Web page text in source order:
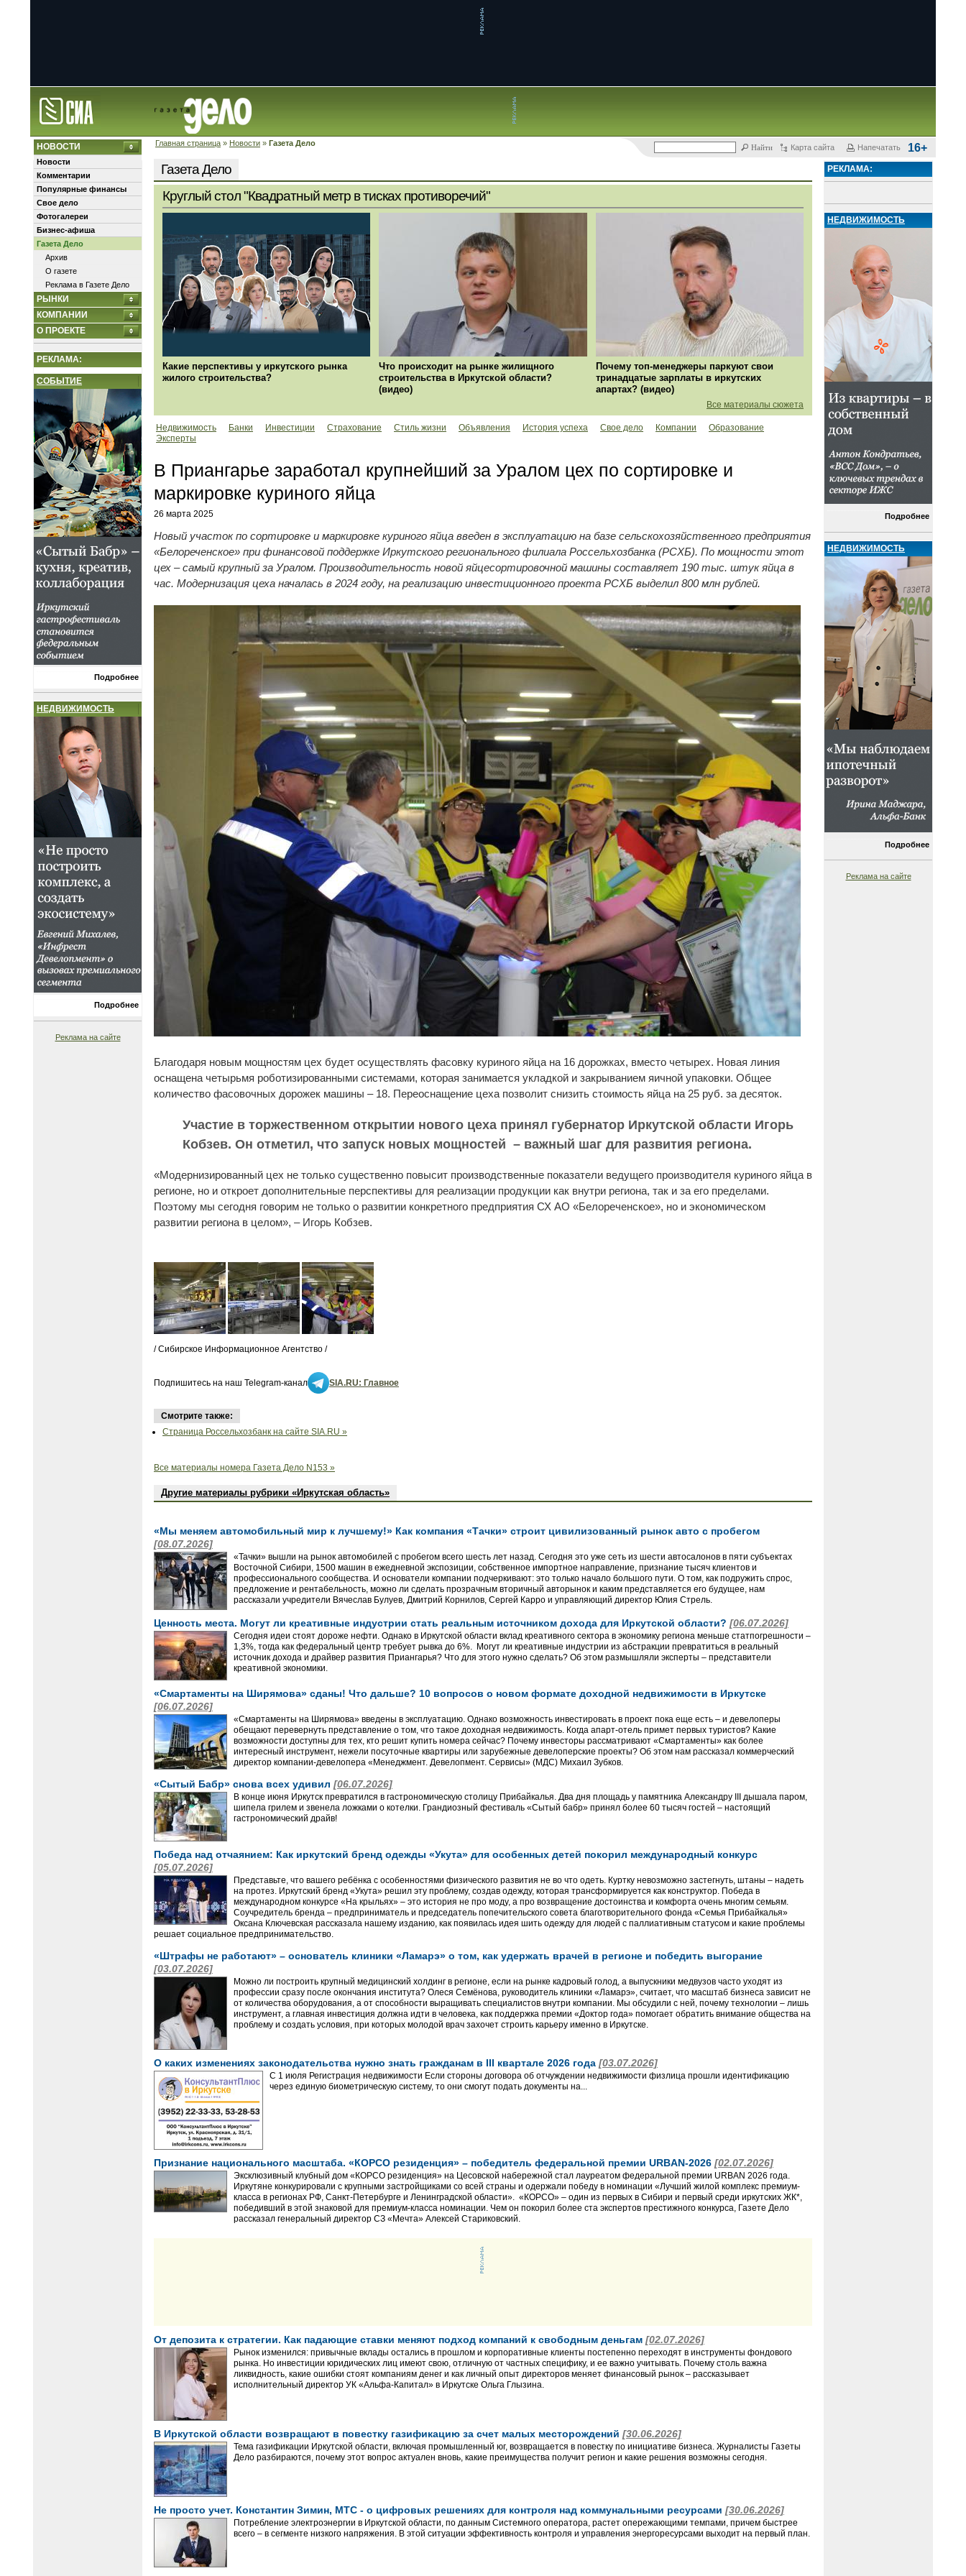
Главная страница » Новости » Газета Дело
Карта сайта Напечатать 16+
НОВОСТИ
Новости
Комментарии
Популярные финансы
Свое дело
Фотогалереи
Бизнес-афиша
Газета Дело
Архив
О газете
Реклама в Газете Дело
РЫНКИ
КОМПАНИИ
О ПРОЕКТЕ
РЕКЛАМА:
СОБЫТИЕ
Подробнее
НЕДВИЖИМОСТЬ
Подробнее
Реклама на сайте
Газета Дело
Круглый стол "Квадратный метр в тисках противоречий"
Какие перспективы у иркутского рынка
жилого строительства?
Что происходит на рынке жилищного
строительства в Иркутской области?
(видео)
Почему топ-менеджеры паркуют свои
тринадцатые зарплаты в иркутских
апартах? (видео)
Все материалы сюжета
Недвижимость Банки Инвестиции Страхование Стиль жизни Объявления История успеха Свое дело Компании
Образование
Эксперты
В Приангарье заработал крупнейший за Уралом цех по сортировке и
маркировке куриного яйца
26 марта 2025
Новый участок по сортировке и маркировке куриного яйца введен в эксплуатацию на базе сельскохозяйственного предприятия
«Белореченское» при финансовой поддержке Иркутского регионального филиала Россельхозбанка (РСХБ). По мощности этот
цех – самый крупный за Уралом. Производительность новой яйцесортировочной машины составляет 190 тыс. штук яйца в
час. Модернизация цеха началась в 2024 году, на реализацию инвестиционного проекта РСХБ выделил 800 млн рублей.
Благодаря новым мощностям цех будет осуществлять фасовку куриного яйца на 16 дорожках, вместо четырех. Новая линия
оснащена четырьмя роботизированными системами, которая занимается укладкой и закрыванием яичной упаковки. Общее
количество фасовочных дорожек машины – 18. Переоснащение цеха позволит снизить стоимость яйца на 25 руб. за десяток.
Участие в торжественном открытии нового цеха принял губернатор Иркутской области Игорь
Кобзев. Он отметил, что запуск новых мощностей – важный шаг для развития региона.
«Модернизированный цех не только существенно повысит производственные показатели ведущего производителя куриного яйца в
регионе, но и откроет дополнительные перспективы для реализации продукции как внутри региона, так и за его пределами.
Поэтому мы сегодня говорим не только о развитии конкретного предприятия СХ АО «Белореченское», но и экономическом
развитии региона в целом», – Игорь Кобзев.
/ Сибирское Информационное Агентство /
Подпишитесь на наш Telegram-канал SIA.RU: Главное
Смотрите также:
Страница Россельхозбанк на сайте SIA.RU »
Все материалы номера Газета Дело N153 »
Другие материалы рубрики «Иркутская область»
«Мы меняем автомобильный мир к лучшему!» Как компания «Тачки» строит цивилизованный рынок авто с пробегом
[08.07.2026]
«Тачки» вышли на рынок автомобилей с пробегом всего шесть лет назад. Сегодня это уже сеть из шести автосалонов в пяти субъектах
Восточной Сибири, 1500 машин в ежедневной экспозиции, собственное импортное направление, признание тысяч клиентов и
профессионального сообщества. И основатели компании подчеркивают: это только начало большого пути. О том, как подружить спрос,
предложение и рентабельность, можно ли сделать прозрачным вторичный авторынок и каким представляется его будущее, нам
рассказали учредители Вячеслав Булуев, Дмитрий Корнилов, Сергей Карро и управляющий директор Юлия Стрель.
Ценность места. Могут ли креативные индустрии стать реальным источником дохода для Иркутской области? [06.07.2026]
Сегодня идеи стоят дороже нефти. Однако в Иркутской области вклад креативного сектора в экономику региона меньше статпогрешности –
1,3%, тогда как федеральный центр требует рывка до 6%. Могут ли креативные индустрии из абстракции превратиться в реальный
источник дохода и драйвер развития Приангарья? Что для этого нужно сделать? Об этом размышляли эксперты – представители
креативной экономики.
«Смартаменты на Ширямова» сданы! Что дальше? 10 вопросов о новом формате доходной недвижимости в Иркутске
[06.07.2026]
«Смартаменты на Ширямова» введены в эксплуатацию. Однако возможность инвестировать в проект пока еще есть – и девелоперы
обещают перевернуть представление о том, что такое доходная недвижимость. Когда апарт-отель примет первых туристов? Какие
возможности доступны для тех, кто решит купить номера сейчас? Почему инвесторы рассматривают «Смартаменты» как более
интересный инструмент, нежели посуточные квартиры или зарубежные девелоперские проекты? Об этом нам рассказал коммерческий
директор компании-девелопера «Менеджмент. Девелопмент. Сервисы» (МДС) Михаил Зубков.
«Сытый Бабр» снова всех удивил [06.07.2026]
В конце июня Иркутск превратился в гастрономическую столицу Прибайкалья. Два дня площадь у памятника Александру III дышала паром,
шипела грилем и звенела ложками о котелки. Грандиозный фестиваль «Сытый бабр» принял более 60 тысяч гостей – настоящий
гастрономический драйв!
Победа над отчаянием: Как иркутский бренд одежды «Укута» для особенных детей покорил международный конкурс
[05.07.2026]
Представьте, что вашего ребёнка с особенностями физического развития не во что одеть. Куртку невозможно застегнуть, штаны – надеть
на протез. Иркутский бренд «Укута» решил эту проблему, создав одежду, которая трансформируется как конструктор. Победа в
международном конкурсе «На крыльях» – это история не про моду, а про возвращение достоинства и комфорта очень многим семьям.
Соучредитель бренда – предприниматель и председатель попечительского совета благотворительного фонда «Семья Прибайкалья»
Оксана Ключевская рассказала нашему изданию, как появилась идея шить одежду для людей с паллиативным статусом и какие проблемы
решает социальное предпринимательство.
«Штрафы не работают» – основатель клиники «Ламарэ» о том, как удержать врачей в регионе и победить выгорание
[03.07.2026]
Можно ли построить крупный медицинский холдинг в регионе, если на рынке кадровый голод, а выпускники медвузов часто уходят из
профессии сразу после окончания института? Олеся Семёнова, руководитель клиники «Ламарэ», считает, что масштаб бизнеса зависит не
от количества оборудования, а от способности выращивать специалистов внутри компании. Мы обсудили с ней, почему технологии – лишь
инструмент, а главная инвестиция должна идти в человека, как поддержка премии «Доктор года» помогает обратить внимание общества на
проблему и создать условия, при которых молодой врач захочет строить карьеру именно в Иркутске.
О каких изменениях законодательства нужно знать гражданам в III квартале 2026 года [03.07.2026]
С 1 июля Регистрация недвижимости Если стороны договора об отчуждении недвижимости физлица прошли идентификацию
через единую биометрическую систему, то они смогут подать документы на...
Признание национального масштаба. «КОРСО резиденция» – победитель федеральной премии URBAN-2026 [02.07.2026]
Эксклюзивный клубный дом «КОРСО резиденция» на Цесовской набережной стал лауреатом федеральной премии URBAN 2026 года.
Иркутяне конкурировали с крупными застройщиками со всей страны и одержали победу в номинации «Лучший жилой комплекс премиум-
класса в регионах РФ, Санкт-Петербурге и Ленинградской области». «КОРСО» – один из первых в Сибири и первый среди иркутских ЖК*,
победивший в этой знаковой для премиум-класса номинации. Чем он покорил более ста экспертов престижного конкурса, Газете Дело
рассказал генеральный директор СЗ «Мечта» Алексей Стариковский.
От депозита к стратегии. Как падающие ставки меняют подход компаний к свободным деньгам [02.07.2026]
Рынок изменился: привычные вклады остались в прошлом и корпоративные клиенты постепенно переходят в инструменты фондового
рынка. Но инвестиции юридических лиц имеют свою, отличную от частных специфику, и ее важно учитывать. Почему столь важна
ликвидность, какие ошибки стоят компаниям денег и как личный опыт директоров меняет финансовый рынок – рассказывает
исполнительный директор УК «Альфа-Капитал» в Иркутске Ольга Глызина.
В Иркутской области возвращают в повестку газификацию за счет малых месторождений [30.06.2026]
Тема газификации Иркутской области, включая промышленный юг, возвращается в повестку по инициативе бизнеса. Журналисты Газеты
Дело разбираются, почему этот вопрос актуален вновь, какие преимущества получит регион и какие решения возможны сегодня.
Не просто учет. Константин Зимин, МТС - о цифровых решениях для контроля над коммунальными ресурсами [30.06.2026]
Потребление электроэнергии в Иркутской области, по данным Системного оператора, растет опережающими темпами, причем быстрее
всего – в сегменте низкого напряжения. В этой ситуации эффективность контроля и управления энергоресурсами выходит на первый план.
РЕКЛАМА:
НЕДВИЖИМОСТЬ
Подробнее
НЕДВИЖИМОСТЬ
Подробнее
Реклама на сайте